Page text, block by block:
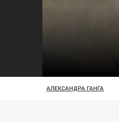
АЛЕКСАНДРА ГАНГА